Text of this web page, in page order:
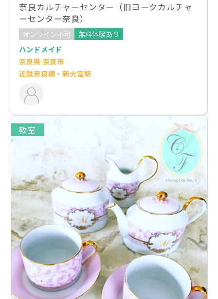
奈良カルチャーセンター（旧ヨークカルチャ
ーセンター奈良）
オンライン不可
無料体験あり
ハンドメイド
奈良県 奈良市
近鉄奈良線・新大宮駅
教室